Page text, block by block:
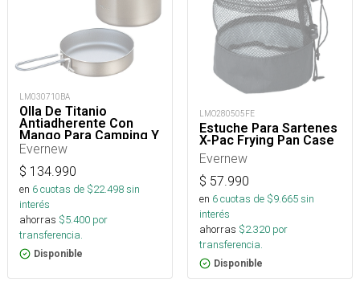
LM030710BA
Olla De Titanio
Antiadherente Con
Mango Para Camping Y
Trekking- 900 Ml
Evernew
$ 134.990
en 6cuotas de $22.498sin
interés
ahorras $5.400 por
transferencia.
Disponible
LMO280505FE
Estuche Para Sartenes
X-Pac Frying Pan Case
Evernew
$ 57.990
en 6cuotas de $9.665sin
interés
ahorras $2.320 por
transferencia.
Disponible